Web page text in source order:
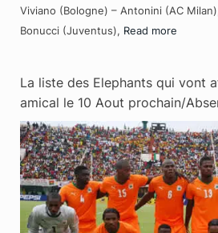
Viviano (Bologne) – Antonini (AC
Bonucci (Juventus), Read more
La liste des Elephants qui vont
amical le 10 Aout prochain/